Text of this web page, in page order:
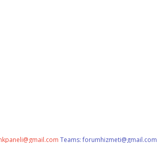
Teams:forumhizmeti@gmail.com